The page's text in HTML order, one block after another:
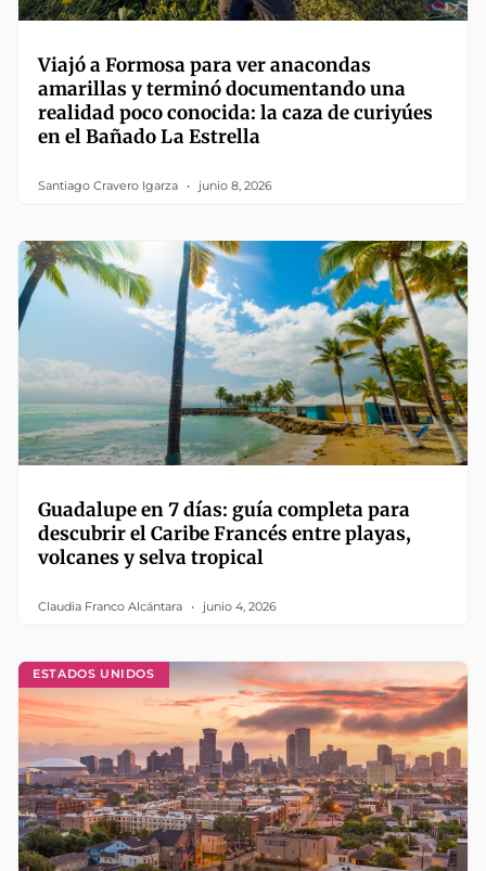
Viajó a Formosa para ver anacondas
amarillas y terminó documentando una
realidad poco conocida: la caza de curiyúes
en el Bañado La Estrella
Santiago Cravero Igarza junio 8, 2026
Guadalupe en 7 días: guía completa para
descubrir el Caribe Francés entre playas,
volcanes y selva tropical
Claudia Franco Alcántara junio 4, 2026
ESTADOS UNIDOS